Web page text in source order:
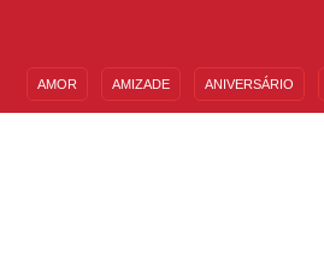
AMOR AMIZADE ANIVERSÁRIO